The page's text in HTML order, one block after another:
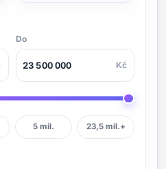
Do
Kč
5 mil. 23,5 mil.+